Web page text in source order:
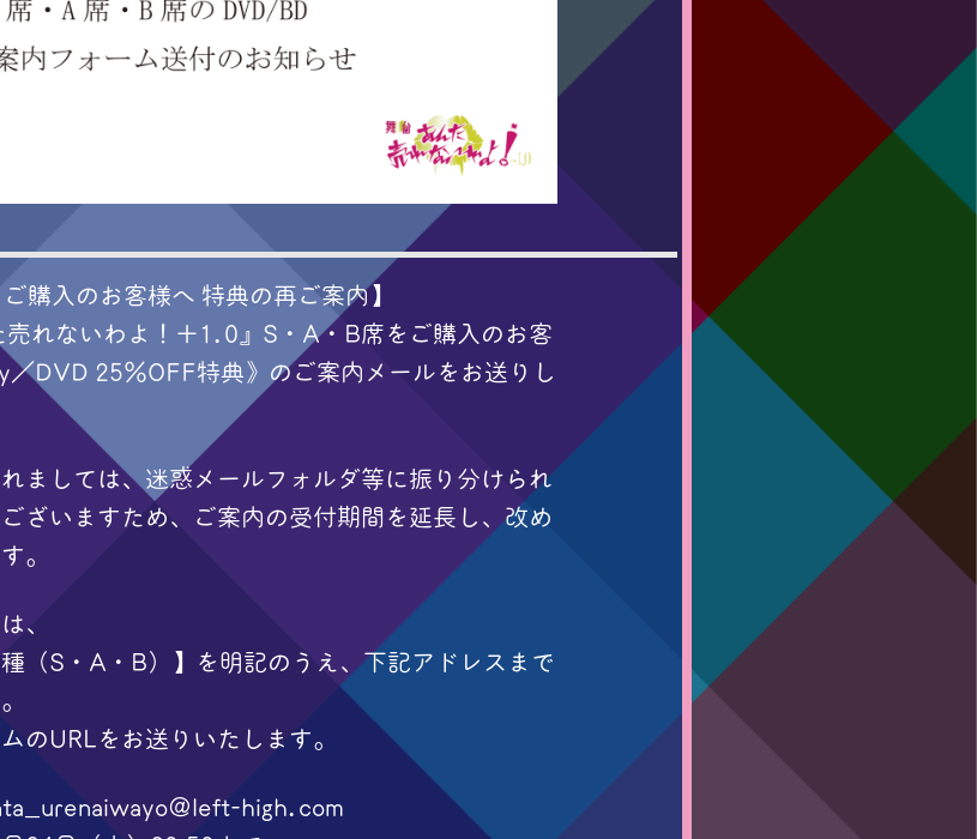
購入のお客様へ 特典の再ご案内】
売れないわよ！＋1.0』S・A・B席をご購入のお客
DVD 25%OFF特典》のご案内メールをお送りし
ましては、迷惑メールフォルダ等に振り分けられ
ざいますため、ご案内の受付期間を延長し、改め
。
、
種（S・A・B）】を明記のうえ、下記アドレスまで
のURLをお送りいたします。
high.com